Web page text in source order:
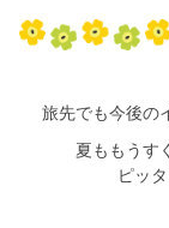
旅先でも今後の
夏ももうす
ピッ